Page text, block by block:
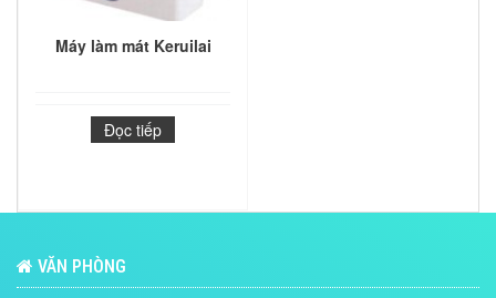
Máy làm mát Keruilai
Đọc tiếp
VĂN PHÒNG